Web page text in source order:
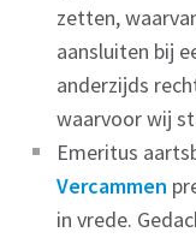
zetten,
aansluiten bij
anderzijds
waarvoor wij
Emeritus
Vercammen
in vrede.